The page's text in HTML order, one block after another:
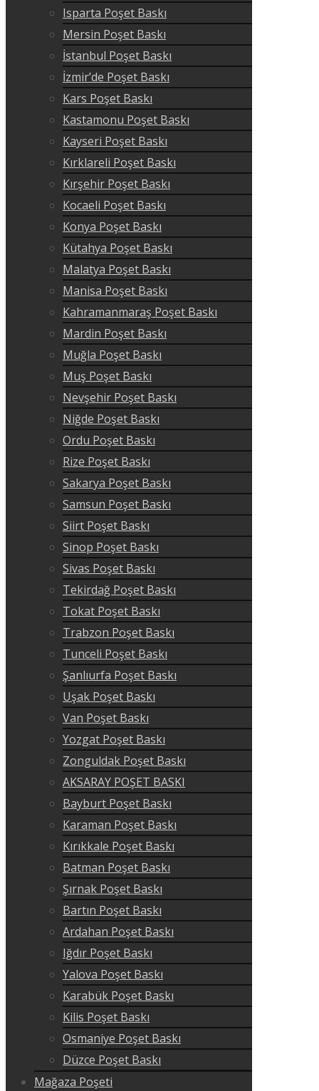
Isparta Poşet Baskı
Mersin Poşet Baskı
İstanbul Poşet Baskı
İzmir’de Poşet Baskı
Kars Poşet Baskı
Kastamonu Poşet Baskı
Kayseri Poşet Baskı
Kırklareli Poşet Baskı
Kırşehir Poşet Baskı
Kocaeli Poşet Baskı
Konya Poşet Baskı
Kütahya Poşet Baskı
Malatya Poşet Baskı
Manisa Poşet Baskı
Kahramanmaraş Poşet Baskı
Mardin Poşet Baskı
Muğla Poşet Baskı
Muş Poşet Baskı
Nevşehir Poşet Baskı
Niğde Poşet Baskı
Ordu Poşet Baskı
Rize Poşet Baskı
Sakarya Poşet Baskı
Samsun Poşet Baskı
Siirt Poşet Baskı
Sinop Poşet Baskı
Sivas Poşet Baskı
Tekirdağ Poşet Baskı
Tokat Poşet Baskı
Trabzon Poşet Baskı
Tunceli Poşet Baskı
Şanlıurfa Poşet Baskı
Uşak Poşet Baskı
Van Poşet Baskı
Yozgat Poşet Baskı
Zonguldak Poşet Baskı
AKSARAY POŞET BASKI
Bayburt Poşet Baskı
Karaman Poşet Baskı
Kırıkkale Poşet Baskı
Batman Poşet Baskı
Şırnak Poşet Baskı
Bartın Poşet Baskı
Ardahan Poşet Baskı
Iğdır Poşet Baskı
Yalova Poşet Baskı
Karabük Poşet Baskı
Kilis Poşet Baskı
Osmaniye Poşet Baskı
Düzce Poşet Baskı
Mağaza Poşeti